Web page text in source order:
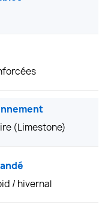
(Limestone)
/ hivernal